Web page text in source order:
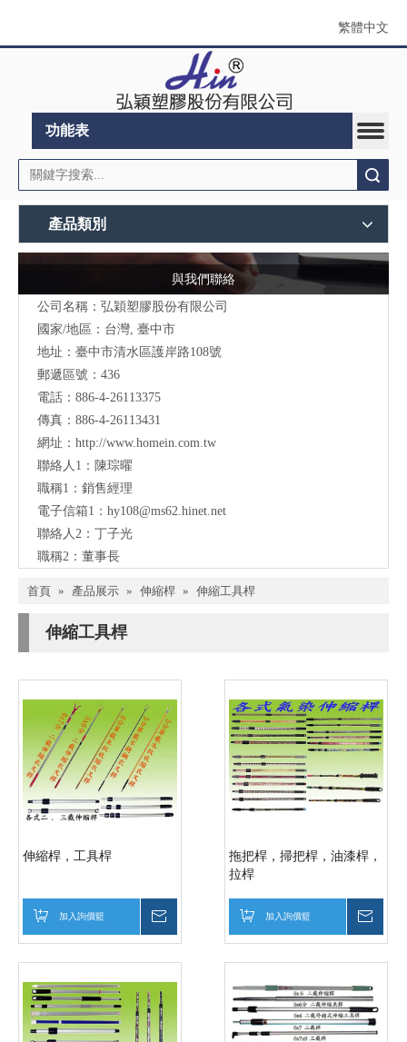
繁體中文
功能表
產品類別
與我們聯絡
公司名稱：弘穎塑膠股份有限公司
國家/地區：台灣, 臺中市
地址：臺中市清水區護岸路108號
郵遞區號：436
電話：886-4-26113375
傳真：886-4-26113431
網址： http://www.homein.com.tw
聯絡人1：陳琮曜
職稱1：銷售經理
電子信箱1： hy108@ms62.hinet.net
聯絡人2：丁子光
職稱2：董事長
首頁 » 產品展示 » 伸縮桿 » 伸縮工具桿
伸縮工具桿
伸縮桿，工具桿
加入詢價籃
拖把桿，掃把桿，油漆桿，
拉桿
加入詢價籃